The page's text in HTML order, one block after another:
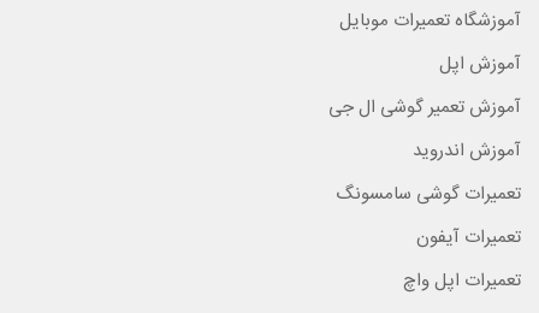
آموزشگاه تعمیرات موبایل
آموزش اپل
آموزش تعمیر گوشی ال جی
آموزش اندروید
تعمیرات گوشی سامسونگ
تعمیرات آیفون
تعمیرات اپل واچ